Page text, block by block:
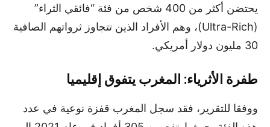
يحتضن أكثر من 400 شخص من فئة “فائقي الثراء”
(Ultra-Rich)، وهم الأفراد الذين تتجاوز ثرواتهم الصافية
30 مليون دولار أمريكي.
طفرة الأثرياء: المغرب يتفوق إقليميا
ووفقا للتقرير، فقد سجل المغرب قفزة نوعية في عدد